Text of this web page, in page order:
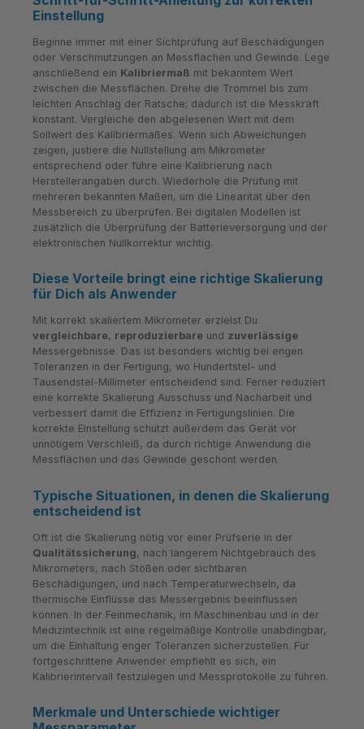
Einstellung
Beginne immer mit einer Sichtprüfung auf Beschädigungen
oder Verschmutzungen an Messflächen und Gewinde. Lege
anschließend ein Kalibriermaß mit bekanntem Wert
zwischen die Messflächen. Drehe die Trommel bis zum
leichten Anschlag der Ratsche; dadurch ist die Messkraft
konstant. Vergleiche den abgelesenen Wert mit dem
Sollwert des Kalibriermaßes. Wenn sich Abweichungen
zeigen, justiere die Nullstellung am Mikrometer
entsprechend oder führe eine Kalibrierung nach
Herstellerangaben durch. Wiederhole die Prüfung mit
mehreren bekannten Maßen, um die Linearität über den
Messbereich zu überprüfen. Bei digitalen Modellen ist
zusätzlich die Überprüfung der Batterieversorgung und der
elektronischen Nullkorrektur wichtig.
Diese Vorteile bringt eine richtige Skalierung
für Dich als Anwender
Mit korrekt skaliertem Mikrometer erzielst Du
vergleichbare, reproduzierbare und zuverlässige
Messergebnisse. Das ist besonders wichtig bei engen
Toleranzen in der Fertigung, wo Hundertstel- und
Tausendstel-Millimeter entscheidend sind. Ferner reduziert
eine korrekte Skalierung Ausschuss und Nacharbeit und
verbessert damit die Effizienz in Fertigungslinien. Die
korrekte Einstellung schützt außerdem das Gerät vor
unnötigem Verschleiß, da durch richtige Anwendung die
Messflächen und das Gewinde geschont werden.
Typische Situationen, in denen die Skalierung
entscheidend ist
Oft ist die Skalierung nötig vor einer Prüfserie in der
Qualitätssicherung, nach längerem Nichtgebrauch des
Mikrometers, nach Stößen oder sichtbaren
Beschädigungen, und nach Temperaturwechseln, da
thermische Einflüsse das Messergebnis beeinflussen
können. In der Feinmechanik, im Maschinenbau und in der
Medizintechnik ist eine regelmäßige Kontrolle unabdingbar,
um die Einhaltung enger Toleranzen sicherzustellen. Für
fortgeschrittene Anwender empfiehlt es sich, ein
Kalibrierintervall festzulegen und Messprotokolle zu führen.
Merkmale und Unterschiede wichtiger